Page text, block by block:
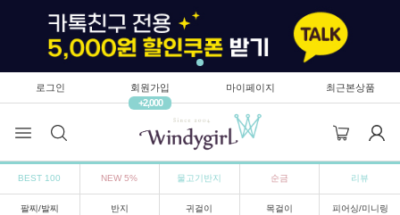
로그인
회원가입
+2,000
마이페이지 최근본상품
BEST 100 NEW 5% 물고기반지 순금 리뷰
팔찌/발찌 반지 귀걸이 목걸이 피어싱/미니링